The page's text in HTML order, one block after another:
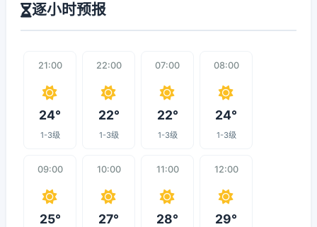
逐小时预报
21:00
24°
1-3级
22:00
22°
1-3级
07:00
22°
1-3级
08:00
24°
1-3级
09:00
25°
10:00
27°
11:00
28°
12:00
29°